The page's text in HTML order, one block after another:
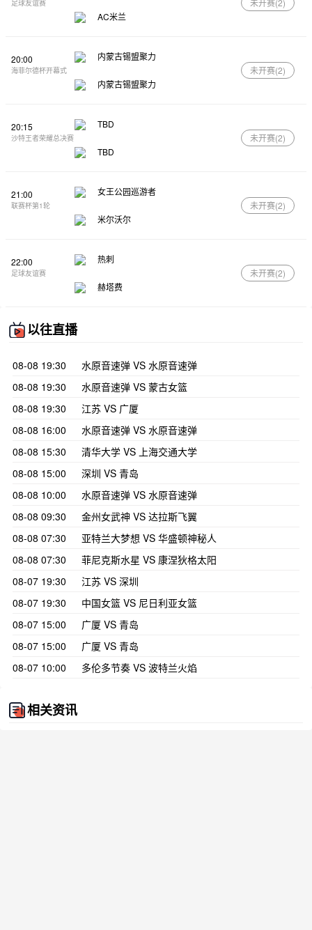
足球友谊赛
AC米兰
未开赛(2)
20:00
海菲尔德杯开幕式
内蒙古锡盟聚力
内蒙古锡盟聚力
未开赛(2)
20:15
沙特王者荣耀总决赛
TBD
TBD
未开赛(2)
21:00
联赛杯第1轮
女王公园巡游者
米尔沃尔
未开赛(2)
22:00
足球友谊赛
热刺
赫塔费
未开赛(2)
以往直播
08-08 19:30
水原音速弹 VS 水原音速弹
08-08 19:30
水原音速弹 VS 蒙古女篮
08-08 19:30
江苏 VS 广厦
08-08 16:00
水原音速弹 VS 水原音速弹
08-08 15:30
清华大学 VS 上海交通大学
08-08 15:00
深圳 VS 青岛
08-08 10:00
水原音速弹 VS 水原音速弹
08-08 09:30
金州女武神 VS 达拉斯飞翼
08-08 07:30
亚特兰大梦想 VS 华盛顿神秘人
08-08 07:30
菲尼克斯水星 VS 康涅狄格太阳
08-07 19:30
江苏 VS 深圳
08-07 19:30
中国女篮 VS 尼日利亚女篮
08-07 15:00
广厦 VS 青岛
08-07 15:00
广厦 VS 青岛
08-07 10:00
多伦多节奏 VS 波特兰火焰
相关资讯